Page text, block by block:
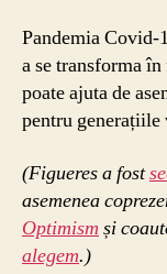
Pandemia Covid-
a se transforma
poate ajuta de
pentru
(Figueres a fost
asemenea
Optimism și
alegem.)